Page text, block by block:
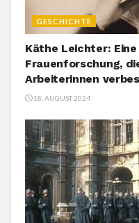
GESCHICHTE
Käthe Leichter:
Frauenforschung,
Arbeiterinnen
18. AUGUST 2024